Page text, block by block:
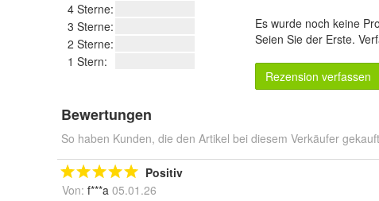
4 Sterne:
3 Sterne:
2 Sterne:
1 Stern:
Es wurde noch keine
Seien Sie der Erste.
Rezension verfassen
Bewertungen
So haben Kunden, die den Artikel bei diesem Verkäufer
Positiv
Von: f***a 05.01.26